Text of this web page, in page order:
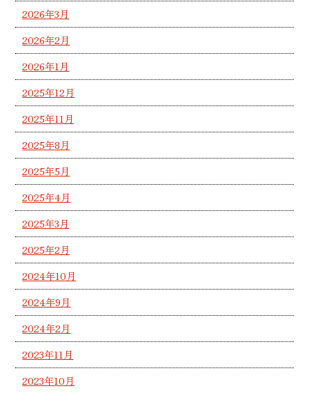
2026年3月
2026年2月
2026年1月
2025年12月
2025年11月
2025年8月
2025年5月
2025年4月
2025年3月
2025年2月
2024年10月
2024年9月
2024年2月
2023年11月
2023年10月